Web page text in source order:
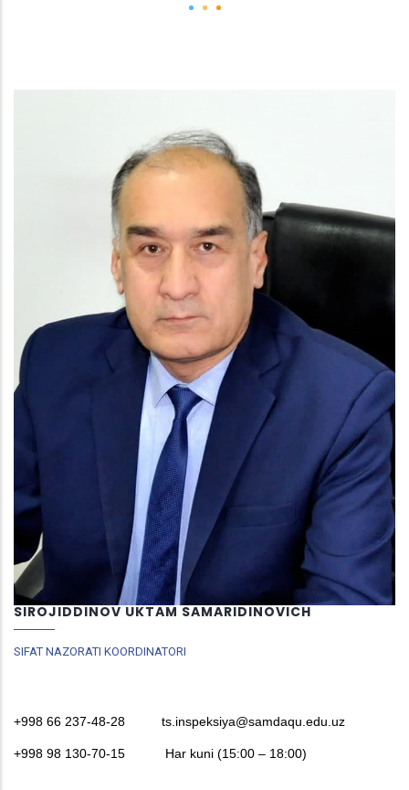
SIROJIDDINOV UKTAM SAMARIDINOVICH
SIFAT NAZORATI KOORDINATORI
+998 66 237-48-28 ts.inspeksiya@samdaqu.edu.uz
+998 98 130-70-15 Har kuni (15:00 – 18:00)